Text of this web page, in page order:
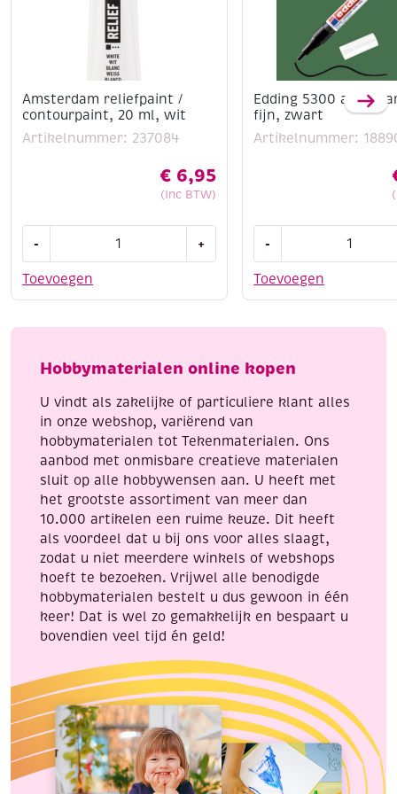
Amsterdam reliefpaint /
contourpaint, 20 ml, wit
Artikelnummer: 237084
€ 6,95
(Inc BTW)
Toevoegen
-
/
ml,
aantal
+
Edding 5300
fijn, zwart
Artikelnummer:
Toevoegen
-
acrylmarker
aantal
Hobbymaterialen online kopen
U vindt als zakelijke of particuliere klant alles
in onze webshop, variërend van
hobbymaterialen tot Tekenmaterialen. Ons
aanbod met onmisbare creatieve materialen
sluit op alle hobbywensen aan. U heeft met
het grootste assortiment van meer dan
10.000 artikelen een ruime keuze. Dit heeft
als voordeel dat u bij ons voor alles slaagt,
zodat u niet meerdere winkels of webshops
hoeft te bezoeken. Vrijwel alle benodigde
hobbymaterialen bestelt u dus gewoon in één
keer! Dat is wel zo gemakkelijk en bespaart u
bovendien veel tijd én geld!